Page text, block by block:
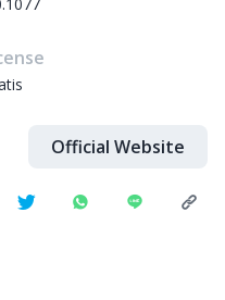
Official Website